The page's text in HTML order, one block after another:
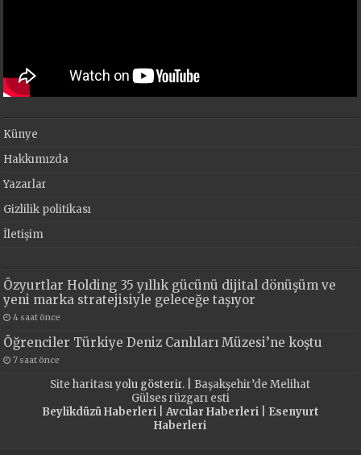
Künye
Hakkımızda
Yazarlar
Gizlilik politikası
İletişim
Özyurtlar Holding 35 yıllık gücünü dijital dönüşüm ve
yeni marka stratejisiyle geleceğe taşıyor
4 saat önce
Öğrenciler Türkiye Deniz Canlıları Müzesi’ne koştu
7 saat önce
Site haritasıyolu gösterir. | Başakşehir’de Melihat
Gülses rüzgarı esti
Beylikdüzü Haberleri| Avcılar Haberleri| Esenyurt
Haberleri